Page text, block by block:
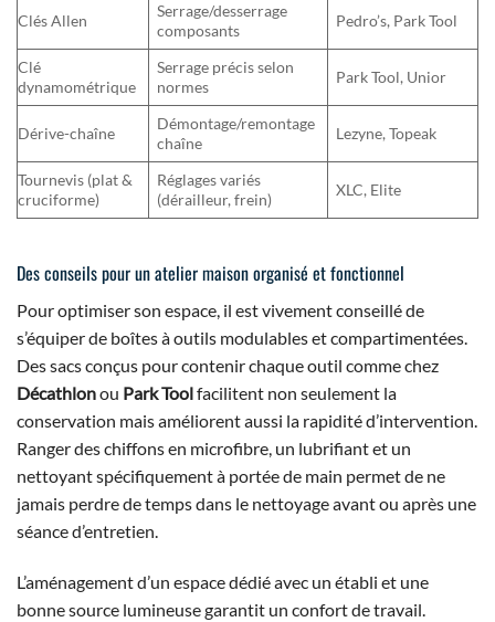
Clés Allen
Serrage/desserrage
composants
Pedro’s, Park Tool
Clé
dynamométrique
Serrage précis selon
normes
Park Tool, Unior
Dérive-chaîne
Démontage/remontage
chaîne
Lezyne, Topeak
Tournevis (plat &
cruciforme)
Réglages variés
(dérailleur, frein)
XLC, Elite
Des conseils pour un atelier maison organisé et fonctionnel
Pour optimiser son espace, il est vivement conseillé de
s’équiper de boîtes à outils modulables et compartimentées.
Des sacs conçus pour contenir chaque outil comme chez
Décathlonou Park Toolfacilitent non seulement la
conservation mais améliorent aussi la rapidité d’intervention.
Ranger des chiffons en microfibre, un lubrifiant et un
nettoyant spécifiquement à portée de main permet de ne
jamais perdre de temps dans le nettoyage avant ou après une
séance d’entretien.
L’aménagement d’un espace dédié avec un établi et une
bonne source lumineuse garantit un confort de travail.